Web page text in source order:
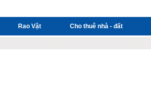
Rao Vặt Cho thuê nhà - đất